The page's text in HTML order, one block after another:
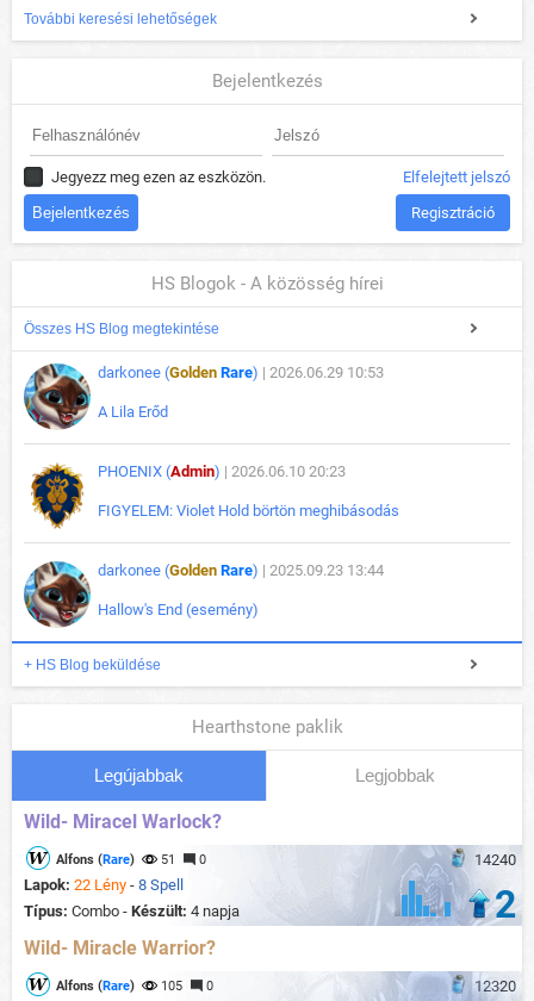
További keresési lehetőségek
Bejelentkezés
Jegyezz meg ezen az eszközön. Elfelejtett jelszó
Regisztráció
HS Blogok - A közösség hírei
Összes HS Blog megtekintése
darkonee (Golden Rare) | 2026.06.29 10:53
A Lila Erőd
PHOENIX (Admin) | 2026.06.10 20:23
FIGYELEM: Violet Hold börtön meghibásodás
darkonee (Golden Rare) | 2025.09.23 13:44
Hallow's End (esemény)
+ HS Blog beküldése
Hearthstone paklik
Legújabbak Legjobbak
Wild- Miracel Warlock?
14240
Alfons (Rare) 51 0
Lapok: 22 Lény - 8 Spell
Típus: Combo - Készült: 4 napja 2
Wild- Miracle Warrior?
12320
Alfons (Rare) 105 0